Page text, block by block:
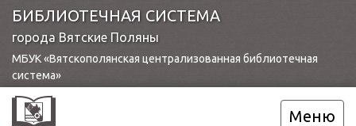
БИБЛИОТЕЧНАЯ СИСТЕМА
города Вятские Поляны
МБУК «Вятскополянская централизованная библиотечная
система»
Меню